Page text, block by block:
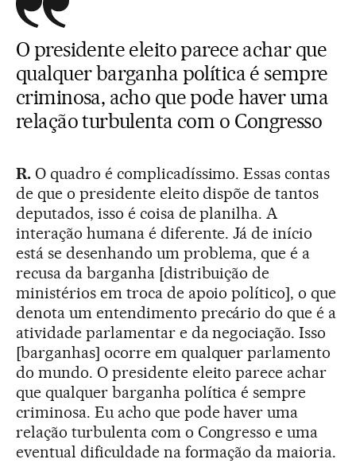
O presidente eleito parece achar que
qualquer barganha política é sempre
criminosa, acho que pode haver uma
relação turbulenta com o Congresso
R.O quadro é complicadíssimo. Essas contas
de que o presidente eleito dispõe de tantos
deputados, isso é coisa de planilha. A
interação humana é diferente. Já de início
está se desenhando um problema, que é a
recusa da barganha [distribuição de
ministérios em troca de apoio político], o que
denota um entendimento precário do que é a
atividade parlamentar e da negociação. Isso
[barganhas] ocorre em qualquer parlamento
do mundo. O presidente eleito parece achar
que qualquer barganha política é sempre
criminosa. Eu acho que pode haver uma
relação turbulenta com o Congresso e uma
eventual dificuldade na formação da maioria.